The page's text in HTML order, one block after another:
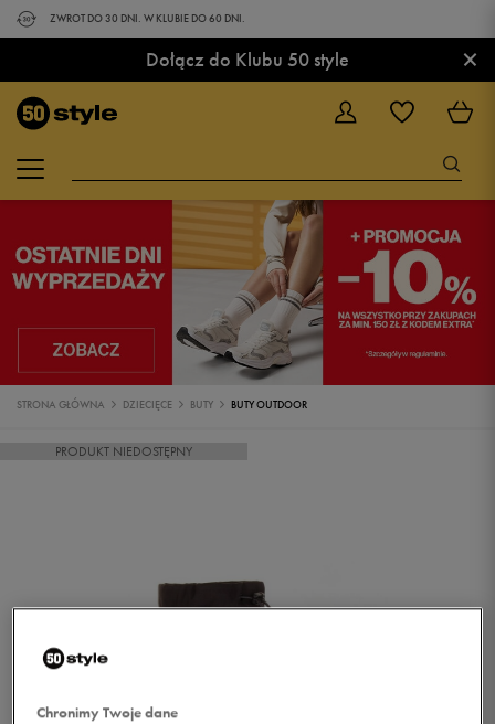
ZWROT DO 30 DNI. W KLUBIE DO 60 DNI.
Dołącz do Klubu 50 style ×
STRONA GŁÓWNA DZIECIĘCE BUTY BUTY OUTDOOR
PRODUKT NIEDOSTĘPNY
Chronimy Twoje dane